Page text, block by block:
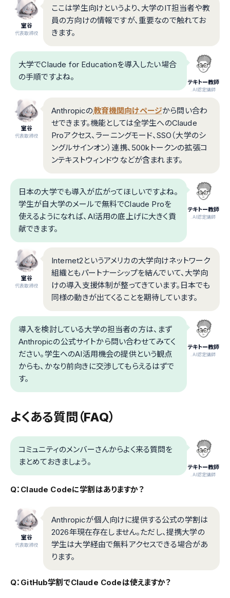
室谷
代表取締役
ここは学生向けというより、大学のIT担当者や教
員の方向けの情報ですが、重要なので触れてお
きます。
テキトー教師
.AI認定講師
大学でClaude for Educationを導入したい場合
の手順ですよね。
室谷
代表取締役
Anthropicの教育機関向けページから問い合わ
せできます。機能としては全学生へのClaude
Proアクセス、ラーニングモード、SSO（大学のシ
ングルサインオン）連携、500kトークンの拡張コ
ンテキストウィンドウなどが含まれます。
テキトー教師
.AI認定講師
日本の大学でも導入が広がってほしいですよね。
学生が自大学のメールで無料でClaude Proを
使えるようになれば、AI活用の底上げに大きく貢
献できます。
室谷
代表取締役
Internet2というアメリカの大学向けネットワーク
組織ともパートナーシップを結んでいて、大学向
けの導入支援体制が整ってきています。日本でも
同様の動きが出てくることを期待しています。
テキトー教師
.AI認定講師
導入を検討している大学の担当者の方は、まず
Anthropicの公式サイトから問い合わせてみてく
ださい。学生へのAI活用機会の提供という観点
からも、かなり前向きに交渉してもらえるはずで
す。
よくある質問（FAQ）
テキトー教師
.AI認定講師
コミュニティのメンバーさんからよく来る質問を
まとめておきましょう。
Q：Claude Codeに学割はありますか？
室谷
代表取締役
Anthropicが個人向けに提供する公式の学割は
2026年現在存在しません。ただし、提携大学の
学生は大学経由で無料アクセスできる場合があ
ります。
Q：GitHub学割でClaude Codeは使えますか？